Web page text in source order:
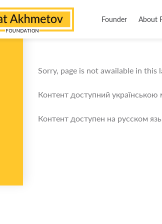
Founder About
Sorry, page is not awailable in this
Контент доступний
Контент доступен на русском